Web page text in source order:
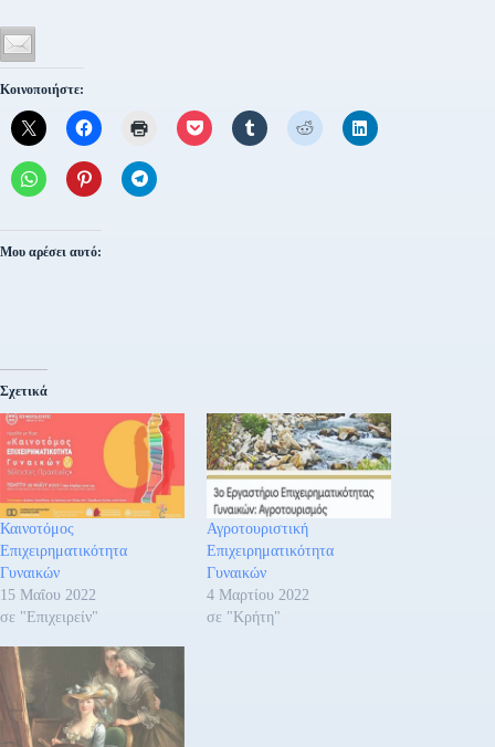
Κοινοποιήστε:
Μου αρέσει αυτό:
Σχετικά
Καινοτόμος
Επιχειρηματικότητα
Γυναικών
15 Μαΐου 2022
σε "Επιχειρείν"
Αγροτουριστική
Επιχειρηματικότητα
Γυναικών
4 Μαρτίου 2022
σε "Κρήτη"